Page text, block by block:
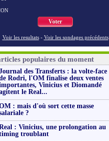
Voter
Voir les resultats - Voir les sondages précédents
populaires du moment
des Transferts : la volte-face
Rodri, l'OM finalise deux ventes
Vinicius et Diomandé
le Real...
: mais d'où sort cette masse
?
: Vinicius, une prolongation au
troublant